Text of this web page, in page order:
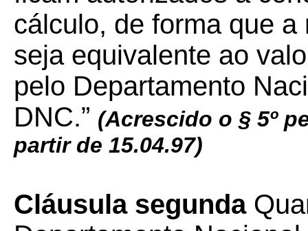
cálculo, de forma que
seja equivalente ao
pelo Departamento
DNC.” (Acrescido o § 5º
partir de 15.04.97)
Cláusula segunda